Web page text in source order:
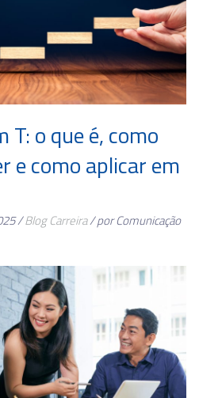
T: o que é, como
e como aplicar em
/Blog Carreira/ por Comunicação